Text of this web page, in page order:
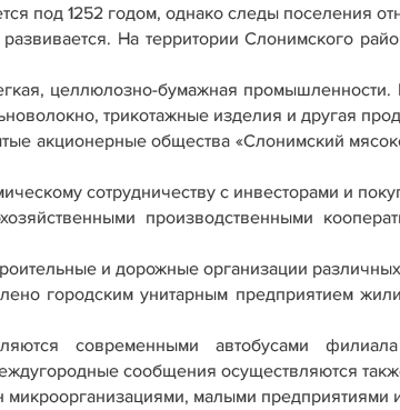
под 1252 годом, однако следы поселения
На территории Слонимского
целлюлозно-бумажная промышленности.
трикотажные изделия и другая
акционерные общества «Слонимский
сотрудничеству с инвесторами и
производственными
и дорожные организации
городским унитарным предприятием
современными автобусами
сообщения осуществляются
микроорганизациями, малыми